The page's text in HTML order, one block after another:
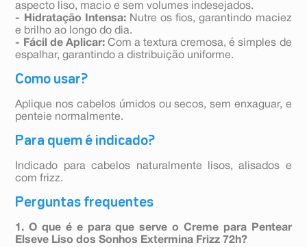
aspecto liso, macio e sem volumes indesejados.
- Hidratação Intensa:Nutre os fios, garantindo maciez
e brilho ao longo do dia.
- Fácil de Aplicar:Com a textura cremosa, é simples de
espalhar, garantindo a distribuição uniforme.
Como usar?
Aplique nos cabelos úmidos ou secos, sem enxaguar, e
penteie normalmente.
Para quem é indicado?
Indicado para cabelos naturalmente lisos, alisados e
com frizz.
Perguntas frequentes
1. O que é e para que serve o Creme para Pentear
Elseve Liso dos Sonhos Extermina Frizz 72h?